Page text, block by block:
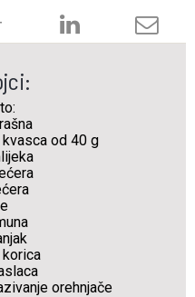
od 40 g
korica
orehnjače